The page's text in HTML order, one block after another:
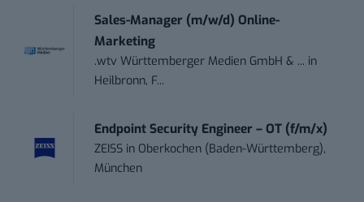
Sales-Manager (m/w/d) Online-
Marketing
.wtv Württemberger Medien GmbH & ... in
Heilbronn, F...
Endpoint Security Engineer – OT (f/m/x)
ZEISS in Oberkochen (Baden-Württemberg),
München